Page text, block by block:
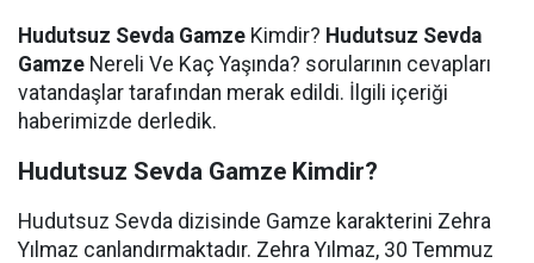
Hudutsuz Sevda Gamze Kimdir? Hudutsuz Sevda
Gamze Nereli Ve Kaç Yaşında? sorularının cevapları
vatandaşlar tarafından merak edildi. İlgili içeriği
haberimizde derledik.
Hudutsuz Sevda Gamze Kimdir?
Hudutsuz Sevda dizisinde Gamze karakterini Zehra
Yılmaz canlandırmaktadır. Zehra Yılmaz, 30 Temmuz